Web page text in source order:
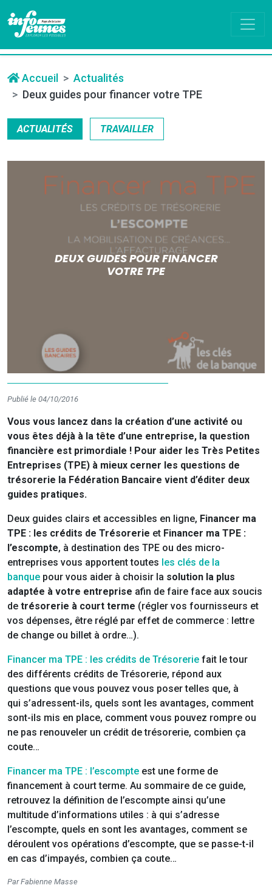
Accueil
Actualités
Deux guides pour financer votre TPE
ACTUALITÉS TRAVAILLER
DEUX GUIDES POUR FINANCER
VOTRE TPE
Publié le 04/10/2016
Vous vous lancez dans la création d’une activité ou
vous êtes déjà à la tête d’une entreprise, la question
financière est primordiale ! Pour aider les Très Petites
Entreprises (TPE) à mieux cerner les questions de
trésorerie la Fédération Bancaire vient d’éditer deux
guides pratiques.
Deux guides clairs et accessibles en ligne, Financer ma
TPE : les crédits de Trésorerie et Financer ma TPE :
l’escompte, à destination des TPE ou des micro-
entreprises vous apportent toutes les clés de la
banque pour vous aider à choisir la solution la plus
adaptée à votre entreprise afin de faire face aux soucis
de trésorerie à court terme (régler vos fournisseurs et
vos dépenses, être réglé par effet de commerce : lettre
de change ou billet à ordre…).
Financer ma TPE : les crédits de Trésorerie fait le tour
des différents crédits de Trésorerie, répond aux
questions que vous pouvez vous poser telles que, à
qui s’adressent-ils, quels sont les avantages, comment
sont-ils mis en place, comment vous pouvez rompre ou
ne pas renouveler un crédit de trésorerie, combien ça
coute…
Financer ma TPE : l’escompte est une forme de
financement à court terme. Au sommaire de ce guide,
retrouvez la définition de l’escompte ainsi qu’une
multitude d’informations utiles : à qui s’adresse
l’escompte, quels en sont les avantages, comment se
déroulent vos opérations d’escompte, que se passe-t-il
en cas d’impayés, combien ça coute…
Par Fabienne Masse